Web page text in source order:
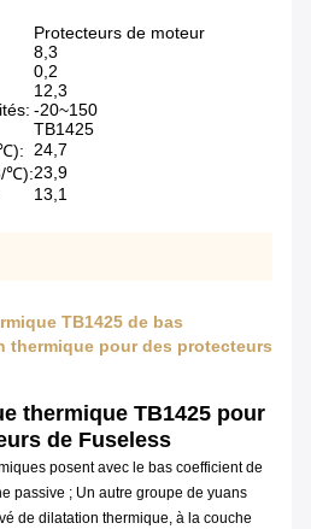
Protecteurs de moteur
8,3
0,2
12,3
-20~150
TB1425
24,7
℃):23,9
13,1
TB1425 de bas
thermique pour des protecteurs
thermique TB1425 pour
de Fuseless
posent avec le bas coefficient de
passive ; Un autre groupe de yuans
de dilatation thermique, à la couche